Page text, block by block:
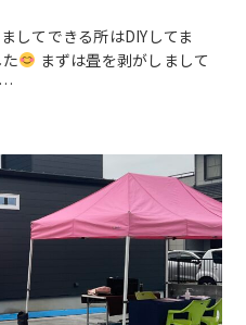
してできる所はDIYしてま
まずは畳を剥がしまして